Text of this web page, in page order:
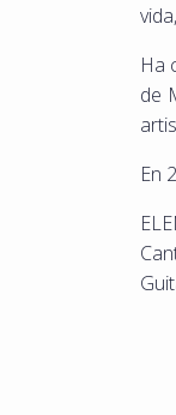
Ha
de
En